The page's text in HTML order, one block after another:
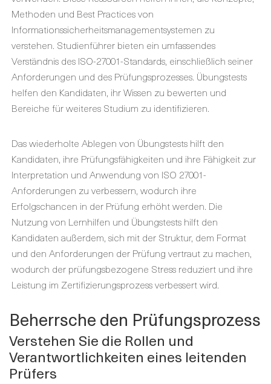
Methoden und Best Practices von
Informationssicherheitsmanagementsystemen zu
verstehen. Studienführer bieten ein umfassendes
Verständnis des ISO-27001-Standards, einschließlich seiner
Anforderungen und des Prüfungsprozesses. Übungstests
helfen den Kandidaten, ihr Wissen zu bewerten und
Bereiche für weiteres Studium zu identifizieren.
Das wiederholte Ablegen von Übungstests hilft den
Kandidaten, ihre Prüfungsfähigkeiten und ihre Fähigkeit zur
Interpretation und Anwendung von ISO 27001-
Anforderungen zu verbessern, wodurch ihre
Erfolgschancen in der Prüfung erhöht werden. Die
Nutzung von Lernhilfen und Übungstests hilft den
Kandidaten außerdem, sich mit der Struktur, dem Format
und den Anforderungen der Prüfung vertraut zu machen,
wodurch der prüfungsbezogene Stress reduziert und ihre
Leistung im Zertifizierungsprozess verbessert wird.
Beherrsche den Prüfungsprozess
Verstehen Sie die Rollen und
Verantwortlichkeiten eines leitenden
Prüfers